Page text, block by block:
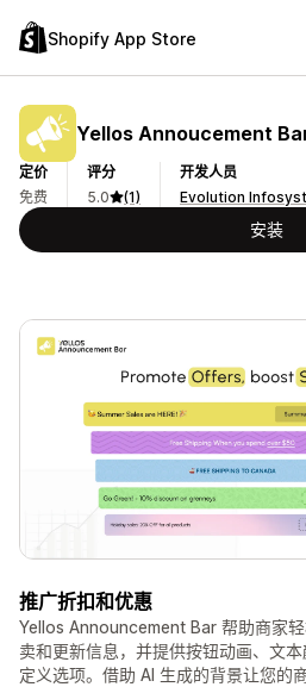
Shopify App Store
Yellos Annoucement
定价
免费
评分
5.0
(1)
开发人员
Evolution
安装
推广折扣和优惠
Yellos Announcement Bar 帮助商家
卖和更新信息，并提供按钮动画、文
定义选项。借助 AI 生成的背景让您的